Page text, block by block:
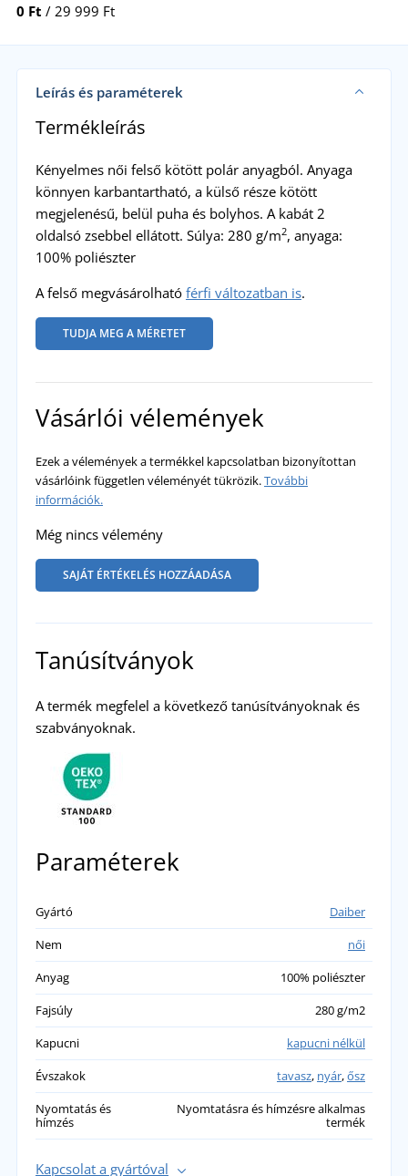
0 Ft / 29 999 Ft
Leírás és paraméterek
Termékleírás
Kényelmes női felső kötött polár anyagból. Anyaga
könnyen karbantartható, a külső része kötött
megjelenésű, belül puha és bolyhos. A kabát 2
oldalsó zsebbel ellátott. Súlya: 280 g/m2, anyaga:
100% poliészter
A felső megvásárolható férfi változatban is.
TUDJA MEG A MÉRETET
Vásárlói vélemények
Ezek a vélemények a termékkel kapcsolatban bizonyítottan
vásárlóink független véleményét tükrözik.További
információk.
Még nincs vélemény
SAJÁT ÉRTÉKELÉS HOZZÁADÁSA
Tanúsítványok
A termék megfelel a következő tanúsítványoknak és
szabványoknak.
Paraméterek
Gyártó
Daiber
Nem
női
Anyag
100% poliészter
Fajsúly
280 g/m2
Kapucni
kapucni nélkül
Évszakok
tavasz, nyár,ősz
Nyomtatás és
hímzés
Nyomtatásra és hímzésre alkalmas
termék
Kapcsolat a gyártóval